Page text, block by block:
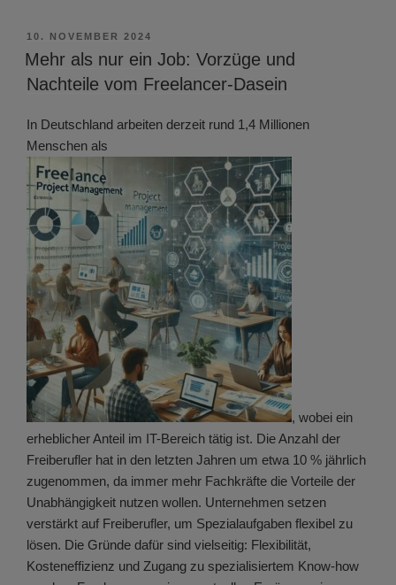
VERÖFFENTLICHT
AM
10. NOVEMBER 2024
Mehr als nur ein Job: Vorzüge und
Nachteile vom Freelancer-Dasein
In Deutschland arbeiten derzeit rund 1,4 Millionen
Menschen als
, wobei ein
erheblicher Anteil im IT-Bereich tätig ist. Die Anzahl der
Freiberufler hat in den letzten Jahren um etwa 10 % jährlich
zugenommen, da immer mehr Fachkräfte die Vorteile der
Unabhängigkeit nutzen wollen. Unternehmen setzen
verstärkt auf Freiberufler, um Spezialaufgaben flexibel zu
lösen. Die Gründe dafür sind vielseitig: Flexibilität,
Kosteneffizienz und Zugang zu spezialisiertem Know-how